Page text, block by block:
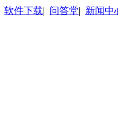
软件下载| 问答堂| 新闻中